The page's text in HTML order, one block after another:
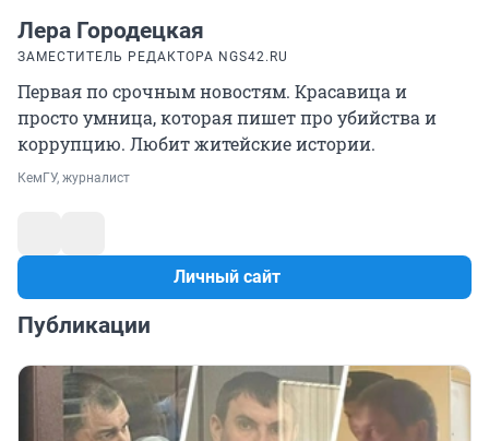
Лера Городецкая
ЗАМЕСТИТЕЛЬ РЕДАКТОРА NGS42.RU
Первая по срочным новостям. Красавица и
просто умница, которая пишет про убийства и
коррупцию. Любит житейские истории.
КемГУ, журналист
Личный сайт
Публикации